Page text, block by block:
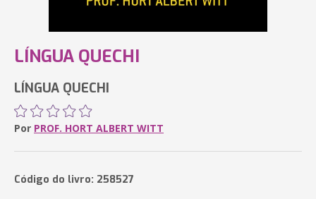
LÍNGUA QUECHI
LÍNGUA QUECHI
Por PROF. HORT ALBERT WITT
Código do livro: 258527